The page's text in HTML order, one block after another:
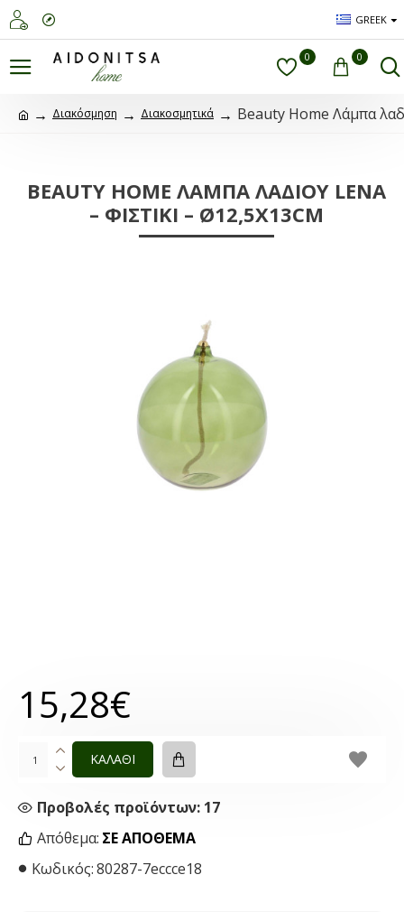
GREEK
0 0
Διακόσμηση Διακοσμητικά Beauty Home Λάμπα
BEAUTY HOME ΛΆΜΠΑ ΛΑΔΙΟΎ LENA
– ΦΙΣΤΙΚΊ – Ø12,5X13CM
Απόθεμα: ΣΕ ΑΠΌΘΕΜΑ
Κωδικός:80287-7eccce18
Προβολές προϊόντων: 17
15,28€
ΚΑΛΑΘΙ